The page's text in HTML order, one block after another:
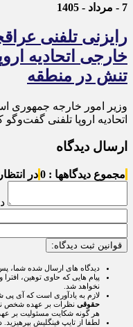
7 - مرداد - 1405
رایزنی تلفنی
خارجی اتحادیه
تنش در منطقه
وزیر امور خارجه جمهوری
اتحادیه اروپا تلفنی گفت‌و‌گو
ارسال دیدگاه
مجموع دیدگاهها : 0 در
قوانین ثبت دیدگاه:
دیدگاه های ارسال شده شما،
پیام هایی که حاوی توهین، افترا
نخواهد شد.
لازم به یادآوری است که آی
حقوقی نظرات بر عهده شخص
هر گونه شکایت مسئولیت بر
لطفا از تایپ فینگلیش